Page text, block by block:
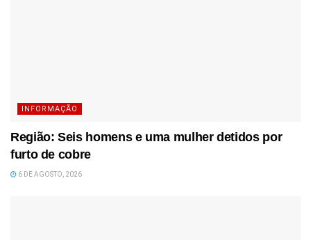
INFORMAÇÃO
Região: Seis homens e uma mulher detidos por
furto de cobre
6 DE AGOSTO, 2026